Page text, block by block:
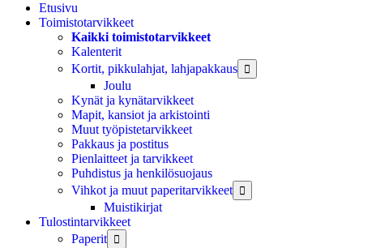
Etusivu
Toimistotarvikkeet
Kaikki toimistotarvikkeet
Kalenterit
Kortit, pikkulahjat, lahjapakkaus

Joulu
Kynät ja kynätarvikkeet
Mapit, kansiot ja arkistointi
Muut työpistetarvikkeet
Pakkaus ja postitus
Pienlaitteet ja tarvikkeet
Puhdistus ja henkilösuojaus
Vihkot ja muut paperitarvikkeet

Muistikirjat
Tulostintarvikkeet
Paperit
